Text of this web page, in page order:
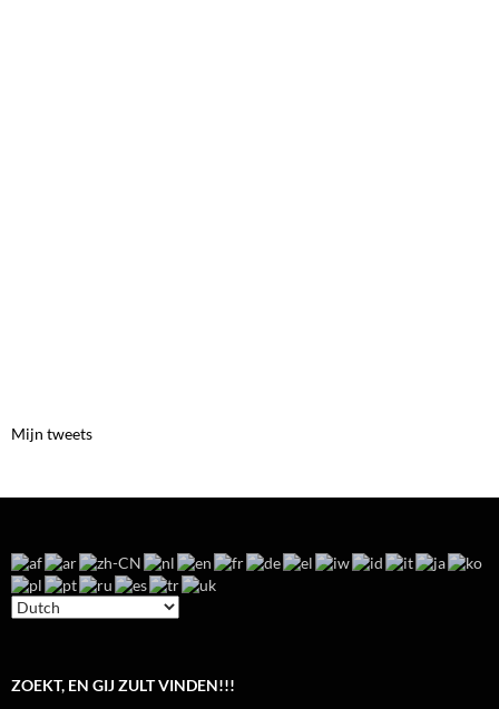
Mijn tweets
ZOEKT, EN GIJ ZULT VINDEN!!!